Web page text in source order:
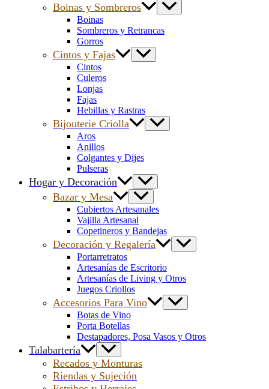
Boinas y Sombreros
Boinas
Sombreros y Retrancas
Gorros
Cintos y Fajas
Cintos
Culeros
Lonjas
Fajas
Hebillas y Rastras
Bijouterie Criolla
Aros
Anillos
Colgantes y Dijes
Pulseras
Hogar y Decoración
Bazar y Mesa
Cubiertos Artesanales
Vajilla Artesanal
Copetineros y Bandejas
Decoración y Regalería
Portarretratos
Artesanías de Escritorio
Artesanías de Living y Otros
Juegos Criollos
Accesorios Para Vino
Botas de Vino
Porta Botellas
Destapadores, Posa Vasos y Otros
Talabartería
Recados y Monturas
Riendas y Sujeción